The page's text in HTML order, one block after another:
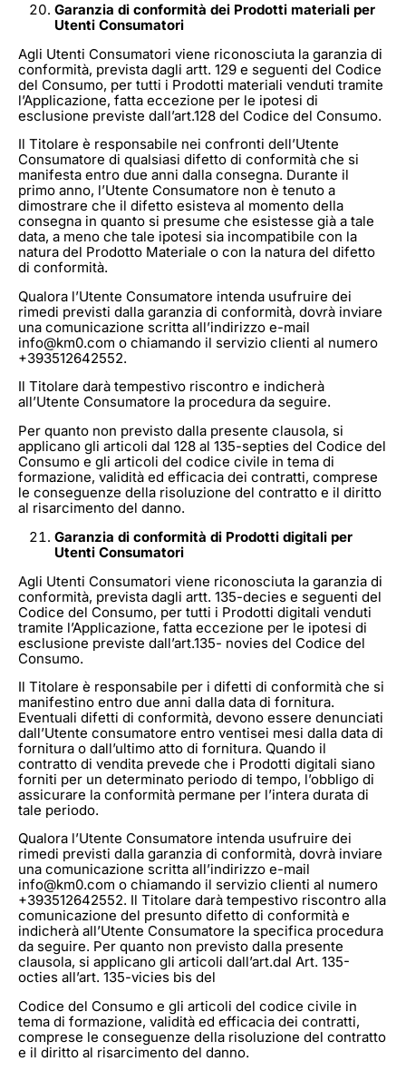
Garanzia di conformità dei Prodotti materiali per
Utenti Consumatori
Agli Utenti Consumatori viene riconosciuta la garanzia di
conformità, prevista dagli artt. 129 e seguenti del Codice
del Consumo, per tutti i Prodotti materiali venduti tramite
l’Applicazione, fatta eccezione per le ipotesi di
esclusione previste dall’art.128 del Codice del Consumo.
Il Titolare è responsabile nei confronti dell’Utente
Consumatore di qualsiasi difetto di conformità che si
manifesta entro due anni dalla consegna. Durante il
primo anno, l’Utente Consumatore non è tenuto a
dimostrare che il difetto esisteva al momento della
consegna in quanto si presume che esistesse già a tale
data, a meno che tale ipotesi sia incompatibile con la
natura del Prodotto Materiale o con la natura del difetto
di conformità.
Qualora l’Utente Consumatore intenda usufruire dei
rimedi previsti dalla garanzia di conformità, dovrà inviare
una comunicazione scritta all’indirizzo e-mail
info@km0.com o chiamando il servizio clienti al numero
+393512642552.
Il Titolare darà tempestivo riscontro e indicherà
all’Utente Consumatore la procedura da seguire.
Per quanto non previsto dalla presente clausola, si
applicano gli articoli dal 128 al 135-septies del Codice del
Consumo e gli articoli del codice civile in tema di
formazione, validità ed efficacia dei contratti, comprese
le conseguenze della risoluzione del contratto e il diritto
al risarcimento del danno.
Garanzia di conformità di Prodotti digitali per
Utenti Consumatori
Agli Utenti Consumatori viene riconosciuta la garanzia di
conformità, prevista dagli artt. 135-decies e seguenti del
Codice del Consumo, per tutti i Prodotti digitali venduti
tramite l’Applicazione, fatta eccezione per le ipotesi di
esclusione previste dall’art.135- novies del Codice del
Consumo.
Il Titolare è responsabile per i difetti di conformità che si
manifestino entro due anni dalla data di fornitura.
Eventuali difetti di conformità, devono essere denunciati
dall’Utente consumatore entro ventisei mesi dalla data di
fornitura o dall’ultimo atto di fornitura. Quando il
contratto di vendita prevede che i Prodotti digitali siano
forniti per un determinato periodo di tempo, l’obbligo di
assicurare la conformità permane per l’intera durata di
tale periodo.
Qualora l’Utente Consumatore intenda usufruire dei
rimedi previsti dalla garanzia di conformità, dovrà inviare
una comunicazione scritta all’indirizzo e-mail
info@km0.com o chiamando il servizio clienti al numero
+393512642552. Il Titolare darà tempestivo riscontro alla
comunicazione del presunto difetto di conformità e
indicherà all’Utente Consumatore la specifica procedura
da seguire. Per quanto non previsto dalla presente
clausola, si applicano gli articoli dall’art.dal Art. 135-
octies all’art. 135-vicies bis del
Codice del Consumo e gli articoli del codice civile in
tema di formazione, validità ed efficacia dei contratti,
comprese le conseguenze della risoluzione del contratto
e il diritto al risarcimento del danno.